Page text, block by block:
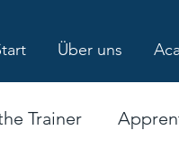
Über uns
Trainer